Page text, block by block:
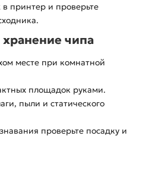
принтер и проверьте
чипа
месте при комнатной
площадок руками.
пыли и статического
проверьте посадку и